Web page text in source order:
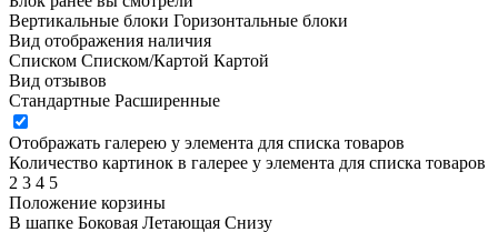
Вертикальные блоки Горизонтальные блоки
Вид отображения наличия
Списком Списком/Картой Картой
Вид отзывов
Стандартные Расширенные
Отображать галерею у элемента для списка товаров
Количество картинок в галерее у элемента для списка товаров
2 3 4 5
Положение корзины
В шапке Боковая Летающая Снизу